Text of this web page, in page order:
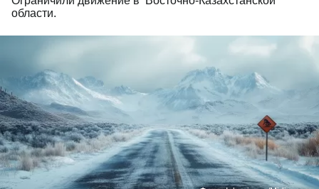
области.